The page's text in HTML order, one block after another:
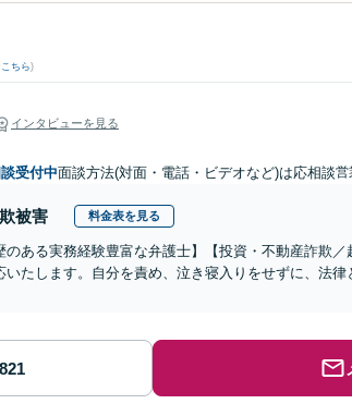
こちら)
インタビューを見る
受付中面談方法(対面・電話・ビデオなど)は応相談営
被害 料金表を見る
のある実務経験豊富な弁護士】【投資・不動産詐欺
いたします。自分を責め、泣き寝入りをせずに、法